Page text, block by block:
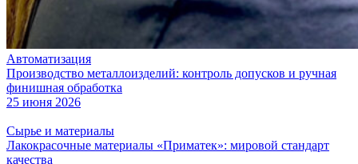
Автоматизация
Производство металлоизделий: контроль допусков и ручная
финишная обработка
25 июня 2026
Сырье и материалы
Лакокрасочные материалы «Приматек»: мировой стандарт
качества